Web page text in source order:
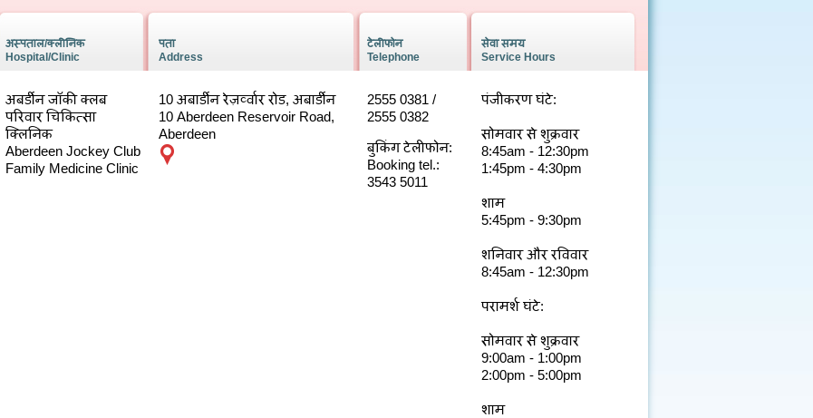
अस्पताल/क्लीनिक
Hospital/Clinic
पता
Address
टेलीफोन
Telephone
सेवा समय
Service Hours
अबर्डीन जॉकी क्लब
परिवार चिकित्सा
क्लिनिक
Aberdeen Jockey Club
Family Medicine Clinic
10 अबार्डीन रेज़र्व्वार रोड, अबार्डीन
10 Aberdeen Reservoir Road,
Aberdeen
2555 0381 /
2555 0382
बुकिंग टेलीफोन:
Booking tel.:
3543 5011
पंजीकरण घंटे:
सोमवार से शुक्रवार
8:45am - 12:30pm
1:45pm - 4:30pm
शाम
5:45pm - 9:30pm
शनिवार और रविवार
8:45am - 12:30pm
परामर्श घंटे:
सोमवार से शुक्रवार
9:00am - 1:00pm
2:00pm - 5:00pm
शाम